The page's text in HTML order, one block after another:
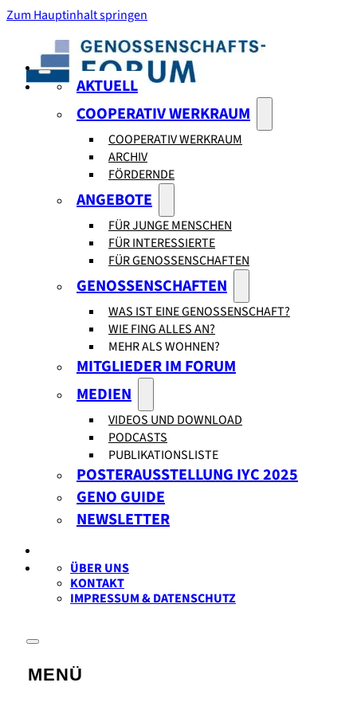
Zum Hauptinhalt springen
AKTUELL
COOPERATIV WERKRAUM
COOPERATIV WERKRAUM
ARCHIV
FÖRDERNDE
ANGEBOTE
FÜR JUNGE MENSCHEN
FÜR INTERESSIERTE
FÜR GENOSSENSCHAFTEN
GENOSSENSCHAFTEN
WAS IST EINE GENOSSENSCHAFT?
WIE FING ALLES AN?
MEHR ALS WOHNEN?
MITGLIEDER IM FORUM
MEDIEN
VIDEOS UND DOWNLOAD
PODCASTS
PUBLIKATIONSLISTE
POSTERAUSSTELLUNG IYC 2025
GENO GUIDE
NEWSLETTER
ÜBER UNS
KONTAKT
IMPRESSUM & DATENSCHUTZ